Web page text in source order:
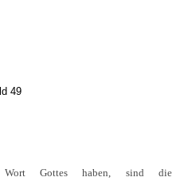
49
Gottes haben, sind die